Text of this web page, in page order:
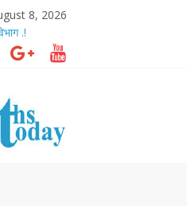
8, 2026
.!
अयोध्या में विराजे रामलला
अटैक का नाबालिग आरोपी..!
का विकेट